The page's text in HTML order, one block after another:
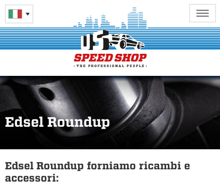
Edsel Roundup
Edsel Roundup forniamo ricambi e
accessori: